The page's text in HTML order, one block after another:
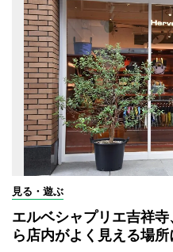
見る・遊ぶ
エルベシャプリエ吉祥
ら店内がよく見える場所